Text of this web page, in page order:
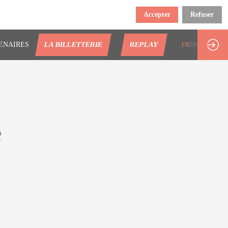
LA BILLETTERIE REPLAY FREN
Accepter Refuser